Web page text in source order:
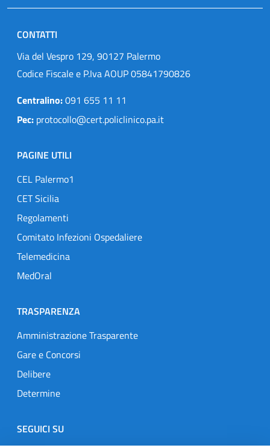
CONTATTI
Via del Vespro 129, 90127 Palermo
Codice Fiscale e P.Iva AOUP 05841790826
Centralino:091 655 11 11
Pec: protocollo@cert.policlinico.pa.it
PAGINE UTILI
CEL Palermo1
CET Sicilia
Regolamenti
Comitato Infezioni Ospedaliere
Telemedicina
MedOral
TRASPARENZA
Amministrazione Trasparente
Gare e Concorsi
Delibere
Determine
SEGUICI SU